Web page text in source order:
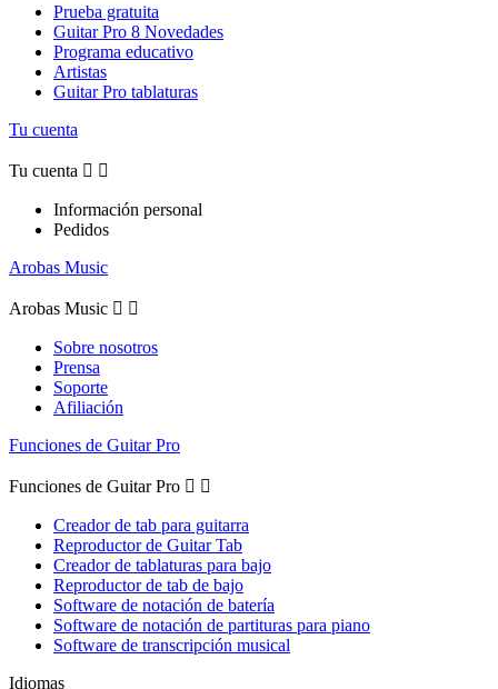
Prueba gratuita
Guitar Pro 8 Novedades
Programa educativo
Artistas
Guitar Pro tablaturas
Tu cuenta
Tu cuenta  
Información personal
Pedidos
Arobas Music
Arobas Music  
Sobre nosotros
Prensa
Soporte
Afiliación
Funciones de Guitar Pro
Funciones de Guitar Pro  
Creador de tab para guitarra
Reproductor de Guitar Tab
Creador de tablaturas para bajo
Reproductor de tab de bajo
Software de notación de batería
Software de notación de partituras para piano
Software de transcripción musical
Idiomas